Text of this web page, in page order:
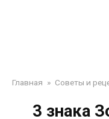
Главная » Советы и
3 знака